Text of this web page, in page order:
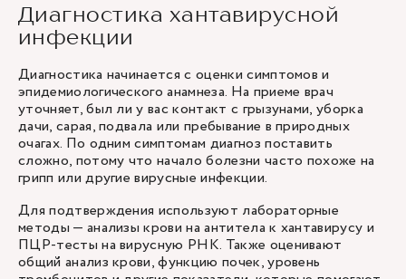
Диагностика хантавирусной
инфекции
Диагностика начинается с оценки симптомов и
эпидемиологического анамнеза. На приеме врач
уточняет, был ли у вас контакт с грызунами, уборка
дачи, сарая, подвала или пребывание в природных
очагах. По одним симптомам диагноз поставить
сложно, потому что начало болезни часто похоже на
грипп или другие вирусные инфекции.
Для подтверждения используют лабораторные
методы — анализы крови на антитела к хантавирусу и
ПЦР-тесты на вирусную РНК. Также оценивают
общий анализ крови, функцию почек, уровень